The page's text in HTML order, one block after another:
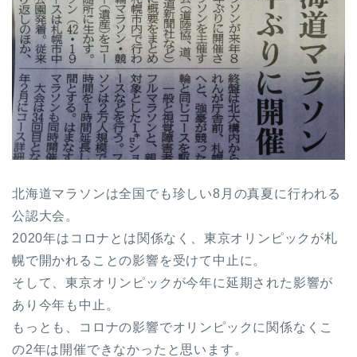
北海道マラソンは全国でも珍しい8月の真夏に行われる
公認大会。
2020年はコロナとは関係なく、東京オリンピックが札
幌で開かれることの影響を受けて中止に。
そして、東京オリンピックが今年に延期された影響が
あり今年も中止。
もっとも、コロナの影響でオリンピックに関係なくこ
の2年は開催できなかったと思います。